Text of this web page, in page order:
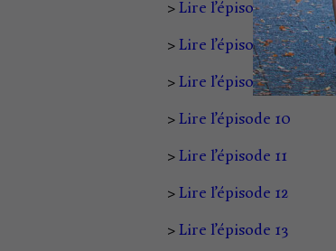
> Lire l’épisode 7
> Lire l’épisode 8
> Lire l’épisode 9
> Lire l’épisode 10
> Lire l’épisode 11
> Lire l’épisode 12
> Lire l’épisode 13